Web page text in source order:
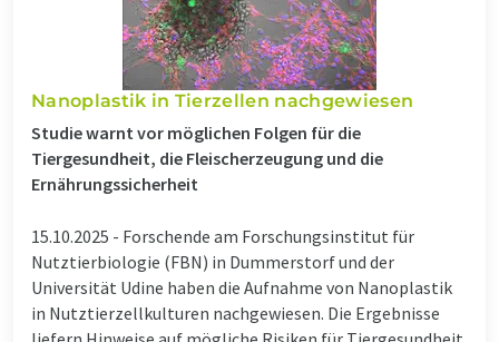
Nanoplastik in Tierzellen nachgewiesen
Studie warnt vor möglichen Folgen für die
Tiergesundheit, die Fleischerzeugung und die
Ernährungssicherheit
15.10.2025 - Forschende am Forschungsinstitut für
Nutztierbiologie (FBN) in Dummerstorf und der
Universität Udine haben die Aufnahme von Nanoplastik
in Nutztierzellkulturen nachgewiesen. Die Ergebnisse